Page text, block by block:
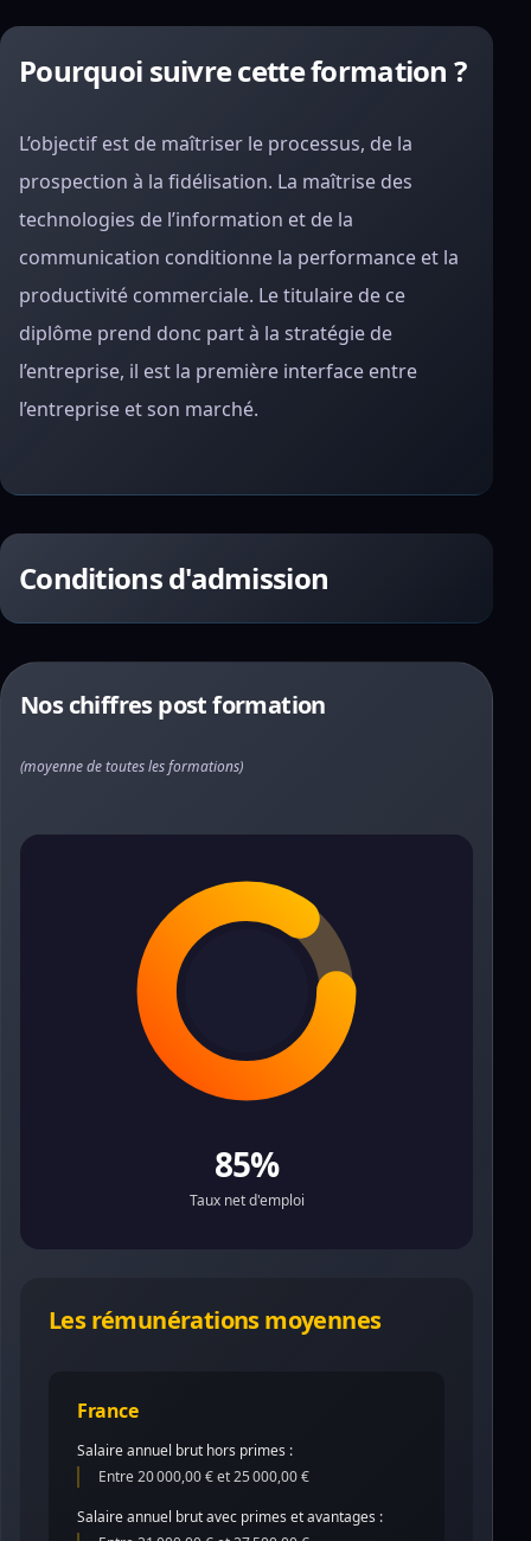
Pourquoi suivre cette formation ?
L’objectif est de maîtriser le processus, de la
prospection à la fidélisation. La maîtrise des
technologies de l’information et de la
communication conditionne la performance et la
productivité commerciale. Le titulaire de ce
diplôme prend donc part à la stratégie de
l’entreprise, il est la première interface entre
l’entreprise et son marché.
Conditions d'admission
Nos chiffres post formation
(moyenne de toutes les formations)
85%
Taux net d'emploi
Les rémunérations moyennes
France
Salaire annuel brut hors primes :
Entre 20 000,00 € et 25 000,00 €
Salaire annuel brut avec primes et avantages :